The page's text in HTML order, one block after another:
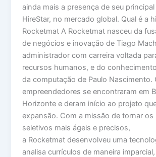
ainda mais a presença de seu
HireStar, no mercado global. Qual é a
Rocketmat A Rocketmat nasceu da
de negócios e inovação de Tiago
administrador com carreira voltada
recursos humanos, e do
da computação de Paulo Nascimento.
empreendedores se encontraram em
Horizonte e deram início ao projeto
expansão. Com a missão de tornar os
seletivos mais ágeis e precisos,
a Rocketmat desenvolveu uma
analisa currículos de maneira